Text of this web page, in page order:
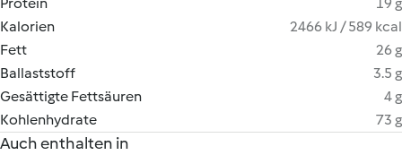
Kalorien
2466 kJ / 589 kcal
Fett
26 g
Ballaststoff
3.5 g
Gesättigte Fettsäuren
4 g
Kohlenhydrate
73 g
Auch enthalten in